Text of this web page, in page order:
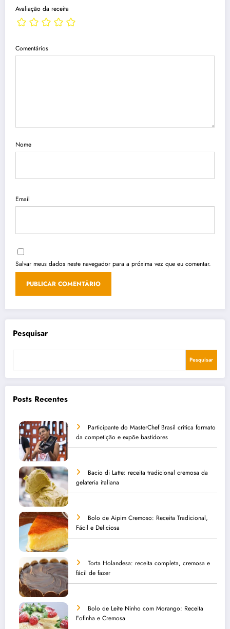
Avaliação da receita
Comentários
Nome
Email
Salvar meus dados neste navegador para a próxima vez que eu comentar.
Pesquisar
Pesquisar
Posts Recentes
Participante do MasterChef Brasil critica formato
da competição e expõe bastidores
Bacio di Latte: receita tradicional cremosa da
gelateria italiana
Bolo de Aipim Cremoso: Receita Tradicional,
Fácil e Deliciosa
Torta Holandesa: receita completa, cremosa e
fácil de fazer
Bolo de Leite Ninho com Morango: Receita
Fofinha e Cremosa